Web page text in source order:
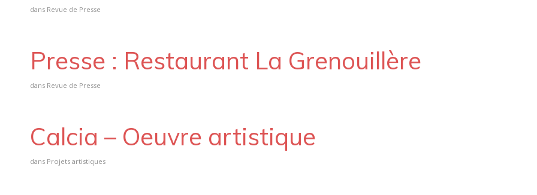
dans Revue de Presse
Presse : Restaurant La Grenouillère
dans Revue de Presse
Calcia – Oeuvre artistique
dans Projets artistiques